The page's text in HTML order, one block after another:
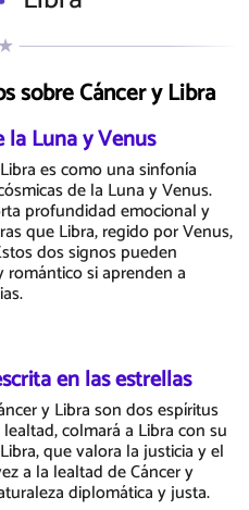
sobre Cáncer y Libra
Luna y Venus
es como una sinfonía
de la Luna y Venus.
profundidad emocional y
que Libra, regido por Venus,
dos signos pueden
si aprenden a
en las estrellas
y Libra son dos espíritus
colmará a Libra con su
que valora la justicia y el
a la lealtad de Cáncer y
diplomática y justa.